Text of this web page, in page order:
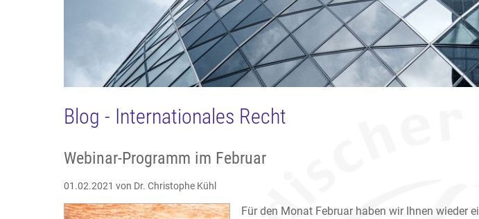
Blog - Internationales Recht
Webinar-Programm im Februar
01.02.2021 von Dr. Christophe Kühl
Für den Monat Februar haben wir Ihnen wieder